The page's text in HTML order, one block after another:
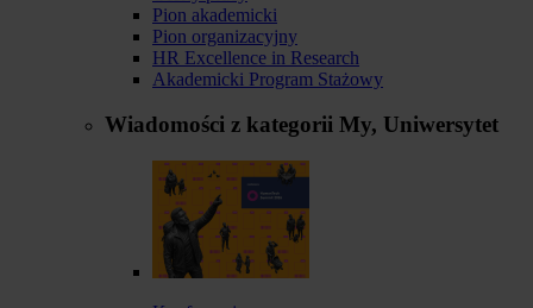
Pion akademicki
Pion organizacyjny
HR Excellence in Research
Akademicki Program Stażowy
Wiadomości z kategorii My, Uniwersytet